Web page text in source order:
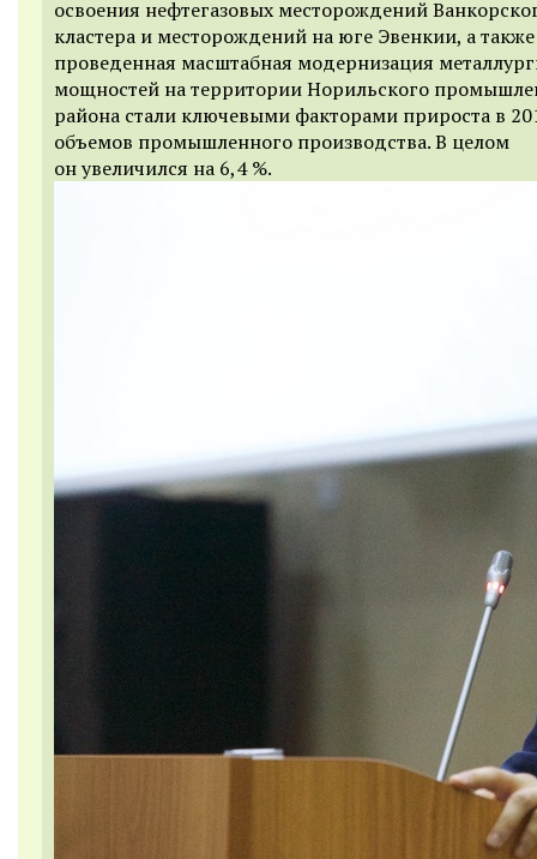
освоения нефтегазовых месторождений
кластера и месторождений на юге Эвенкии, а также
проведенная масштабная модернизация
мощностей на территории Норильского
района стали ключевыми факторами прироста в
объемов промышленного производства. В целом
он увеличился на 6,4 %.